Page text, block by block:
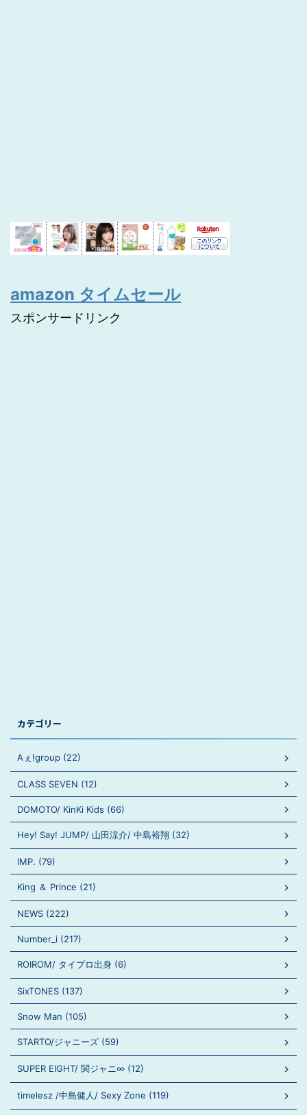
amazon タイムセール
スポンサードリンク
カテゴリー
Aぇ!group (22)
CLASS SEVEN (12)
DOMOTO/ KinKi Kids (66)
Hey! Say! JUMP/ 山田涼介/ 中島裕翔 (32)
IMP. (79)
King ＆ Prince (21)
NEWS (222)
Number_i (217)
ROIROM/ タイプロ出身 (6)
SixTONES (137)
Snow Man (105)
STARTO/ジャニーズ (59)
SUPER EIGHT/ 関ジャニ∞ (12)
timelesz /中島健人/ Sexy Zone (119)